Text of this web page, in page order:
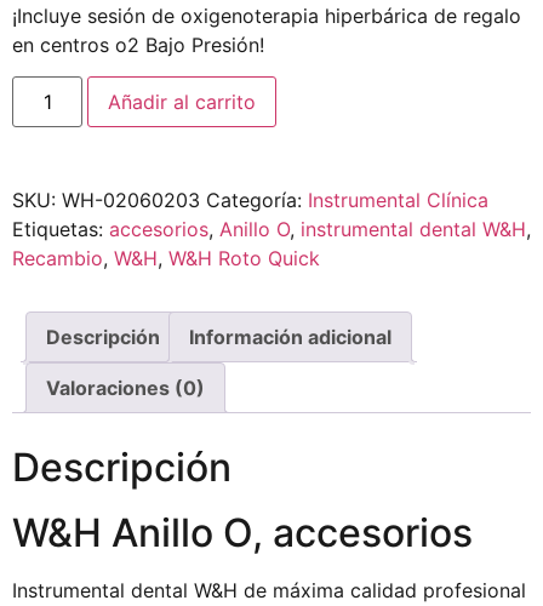
¡Incluye sesión de oxigenoterapia hiperbárica de regalo
en centros o2 Bajo Presión!
Añadir al carrito
SKU: WH-02060203 Categoría: Instrumental Clínica
Etiquetas: accesorios, Anillo O, instrumental dental W&H,
Recambio, W&H, W&H Roto Quick
Descripción Información adicional
Valoraciones (0)
Descripción
W&H Anillo O, accesorios
Instrumental dental W&H de máxima calidad profesional